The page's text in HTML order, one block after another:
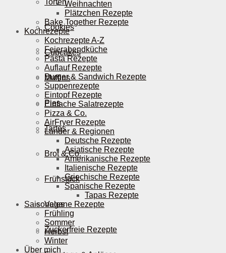
Torten
Cookies
Cupcakes
Muffins
Pies
Tartes
Brot & Co.
Frühstück
Vegane Rezepte
Zuckerfreie Rezepte
Weihnachten
Plätzchen Rezepte
Bake Together Rezepte
Kochrezepte
Kochrezepte A-Z
Feierabendküche
Pasta Rezepte
Auflauf Rezepte
Burger & Sandwich Rezepte
Suppenrezepte
Eintopf Rezepte
Einfache Salatrezepte
Pizza & Co.
AirFryer Rezepte
Länder & Regionen
Deutsche Rezepte
Asiatische Rezepte
Amerikanische Rezepte
Italienische Rezepte
Griechische Rezepte
Spanische Rezepte
Tapas Rezepte
Saisonales
Frühling
Sommer
Herbst
Winter
Über mich